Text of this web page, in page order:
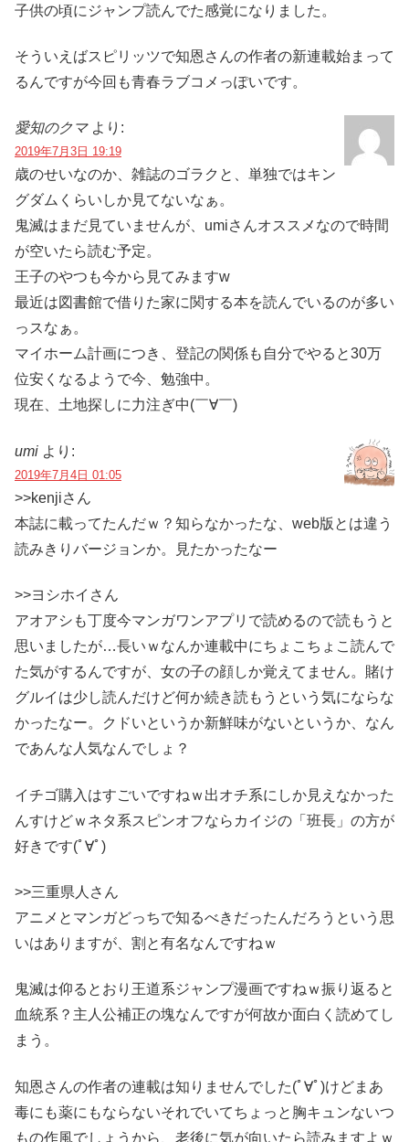
子供の頃にジャンプ読んでた感覚になりました。
そういえばスピリッツで知恩さんの作者の新連載始まって
るんですが今回も青春ラブコメっぽいです。
愛知のクマ より:
2019年7月3日 19:19
歳のせいなのか、雑誌のゴラクと、単独ではキン
グダムくらいしか見てないなぁ。
鬼滅はまだ見ていませんが、umiさんオススメなので時間
が空いたら読む予定。
王子のやつも今から見てみますw
最近は図書館で借りた家に関する本を読んでいるのが多い
っスなぁ。
マイホーム計画につき、登記の関係も自分でやると30万
位安くなるようで今、勉強中。
現在、土地探しに力注ぎ中(￣∀￣)
umi より:
2019年7月4日 01:05
>>kenjiさん
本誌に載ってたんだｗ？知らなかったな、web版とは違う
読みきりバージョンか。見たかったなー
>>ヨシホイさん
アオアシも丁度今マンガワンアプリで読めるので読もうと
思いましたが…長いｗなんか連載中にちょこちょこ読んで
た気がするんですが、女の子の顔しか覚えてません。賭け
グルイは少し読んだけど何か続き読もうという気にならな
かったなー。クドいというか新鮮味がないというか、なん
であんな人気なんでしょ？
イチゴ購入はすごいですねｗ出オチ系にしか見えなかった
んすけどｗネタ系スピンオフならカイジの「班長」の方が
好きです(ﾟ∀ﾟ)
>>三重県人さん
アニメとマンガどっちで知るべきだったんだろうという思
いはありますが、割と有名なんですねｗ
鬼滅は仰るとおり王道系ジャンプ漫画ですねｗ振り返ると
血統系？主人公補正の塊なんですが何故か面白く読めてし
まう。
知恩さんの作者の連載は知りませんでした(ﾟ∀ﾟ)けどまあ
毒にも薬にもならないそれでいてちょっと胸キュンないつ
もの作風でしょうから、老後に気が向いたら読みますよｗ